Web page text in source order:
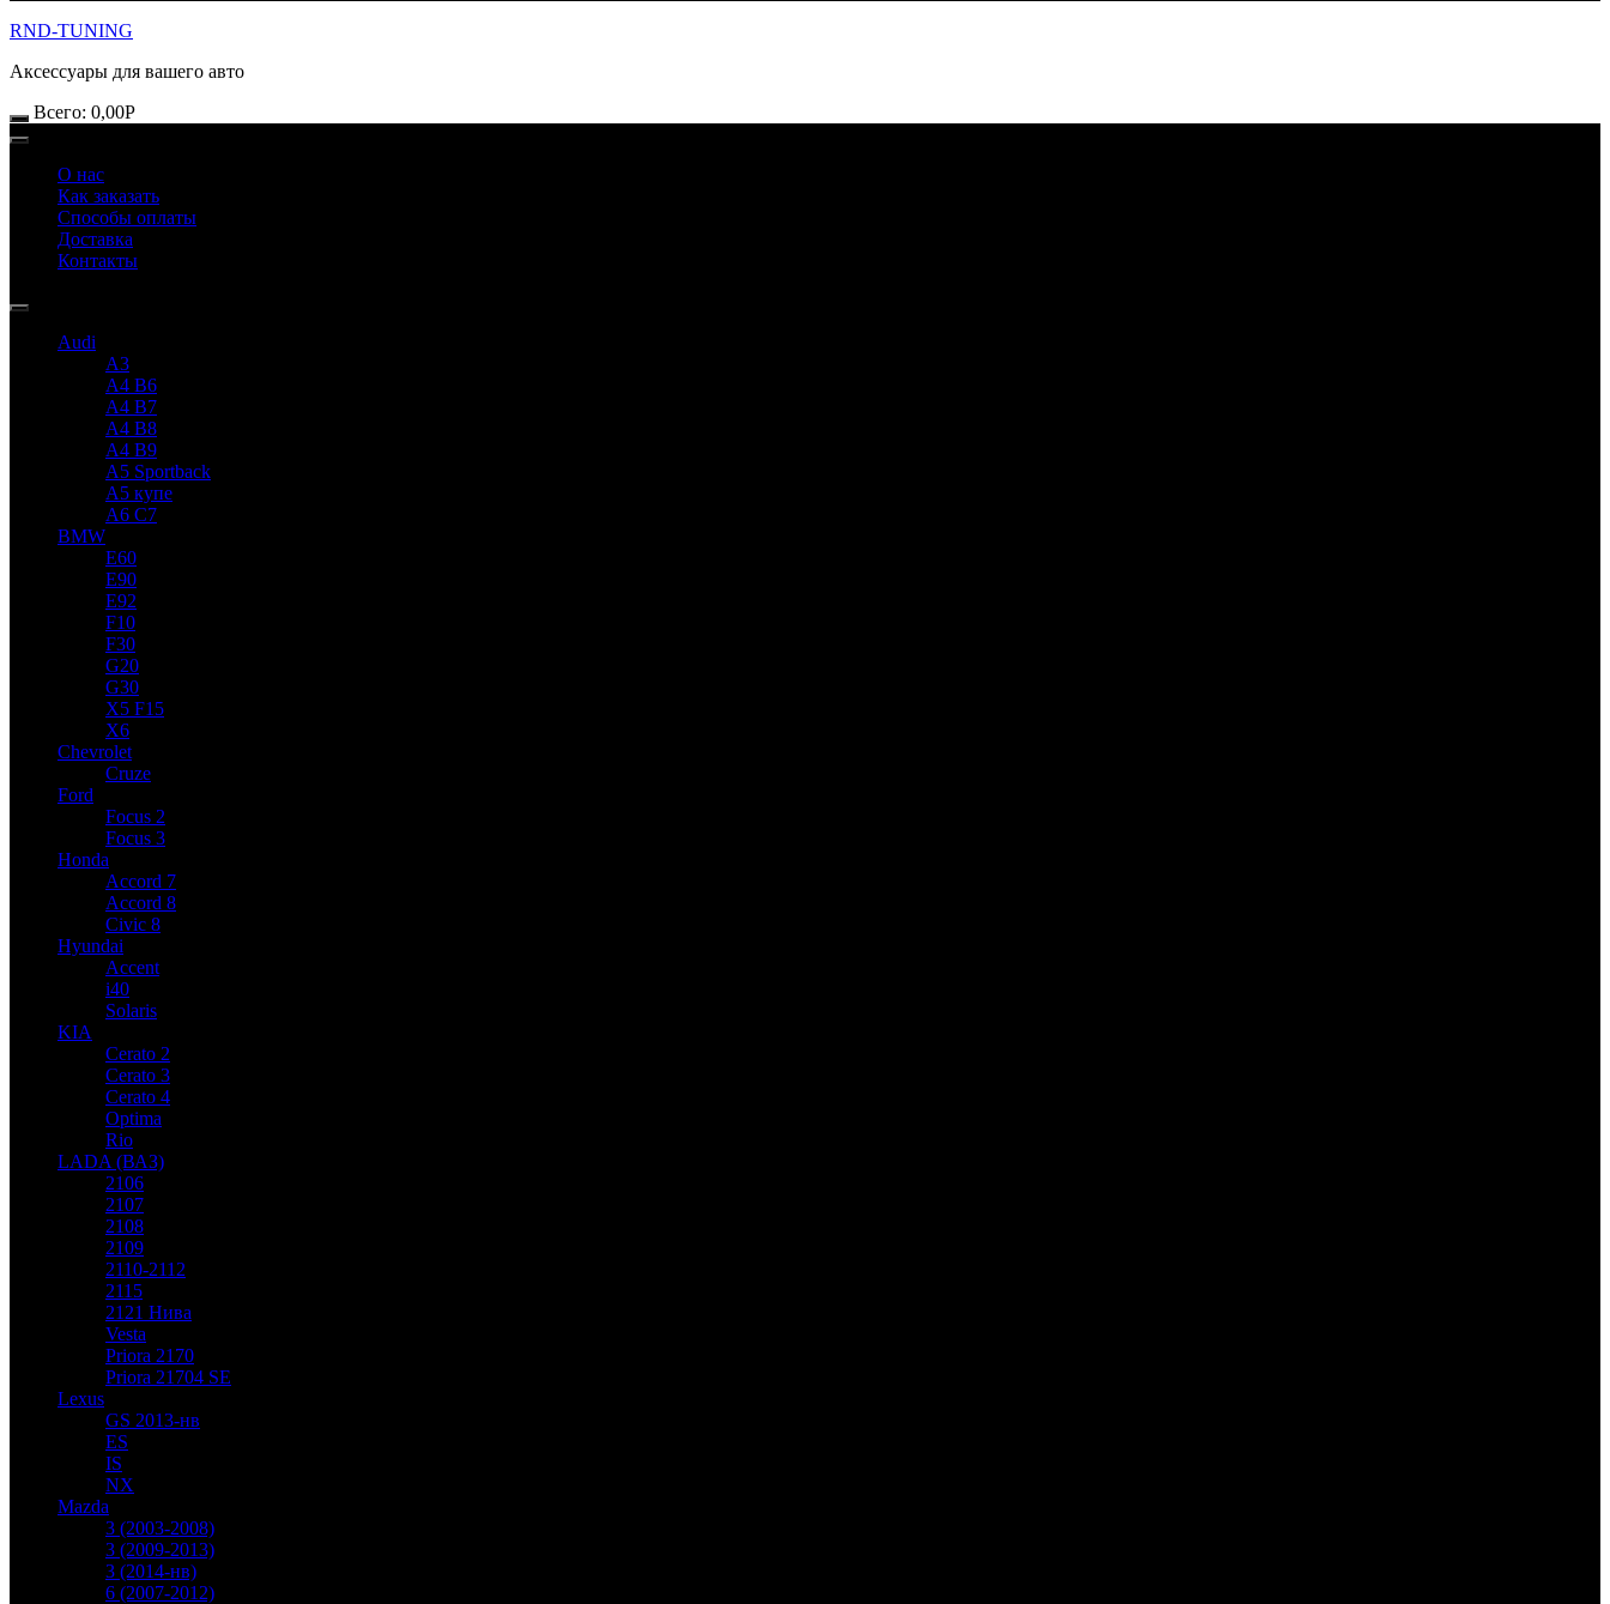
RND-TUNING
Аксессуары для вашего авто
Всего: 0,00Р
О нас
Как заказать
Способы оплаты
Доставка
Контакты
Audi
A3
A4 B6
A4 B7
A4 B8
A4 B9
A5 Sportback
A5 купе
A6 C7
BMW
E60
E90
E92
F10
F30
G20
G30
X5 F15
X6
Chevrolet
Cruze
Ford
Focus 2
Focus 3
Honda
Accord 7
Accord 8
Civic 8
Hyundai
Accent
i40
Solaris
KIA
Cerato 2
Cerato 3
Cerato 4
Optima
Rio
LADA (ВАЗ)
2106
2107
2108
2109
2110-2112
2115
2121 Нива
Vesta
Priora 2170
Priora 21704 SE
Lexus
GS 2013-нв
ES
IS
NX
Mazda
3 (2003-2008)
3 (2009-2013)
3 (2014-нв)
6 (2007-2012)